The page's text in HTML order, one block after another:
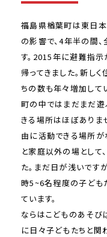
福島県楢葉町は東日
の影響で、4年半の間
す。2015年に避難指
帰ってきました。新し
ちの数も年々増加して
町の中ではまだまだ遊
きる場所はほぼありま
由に活動できる場所が
と家庭以外の場として
た。まだ日が浅いです
時5~6名程度の子ども
ています。
ならはこどものあそび
に日々子どもたちと関